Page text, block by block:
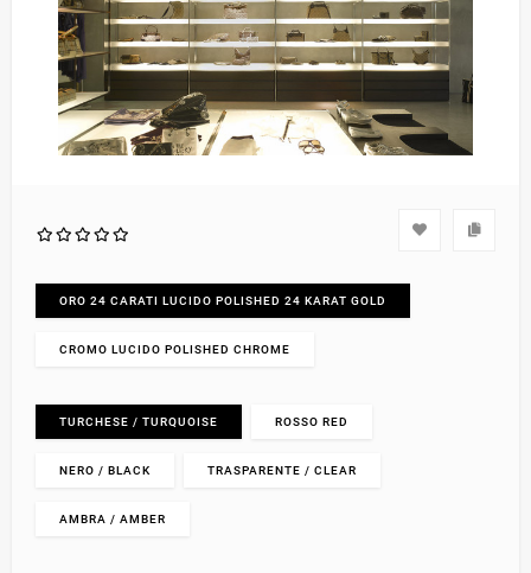
ORO 24 CARATI LUCIDO POLISHED 24 KARAT GOLD
CROMO LUCIDO POLISHED CHROME
TURCHESE / TURQUOISE ROSSO RED
NERO / BLACK TRASPARENTE / CLEAR
AMBRA / AMBER